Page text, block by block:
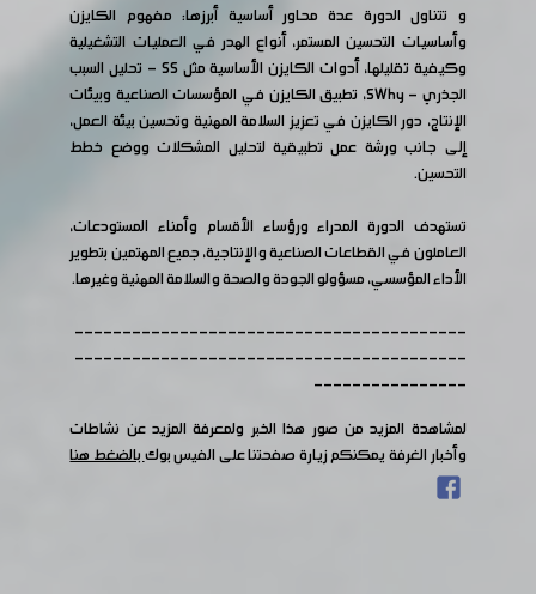
و تتناول الدورة عدة محاور أساسية أبرزها: مفهوم الكايزن
وأساسيات التحسين المستمر، أنواع الهدر في العمليات التشغيلية
وكيفية تقليلها، أدوات الكايزن الأساسية مثل S5 - تحليل السبب
الجذري - 5Why، تطبيق الكايزن في المؤسسات الصناعية وبيئات
الإنتاج، دور الكايزن في تعزيز السلامة المهنية وتحسين بيئة العمل،
إلى جانب ورشة عمل تطبيقية لتحليل المشكلات ووضع خطط
التحسين.
تستهدف الدورة المدراء ورؤساء الأقسام وأمناء المستودعات،
العاملون في القطاعات الصناعية والإنتاجية، جميع المهتمين بتطوير
الأداء المؤسسي، مسؤولو الجودة والصحة والسلامة المهنية وغيرها.
-----------------------------------------
-----------------------------------------
----------------
لمشاهدة المزيد من صور هذا الخبر ولمعرفة المزيد عن نشاطات
وأخبار الغرفة يمكنكم زيارة صفحتنا على الفيس بوكبالضغط هنا